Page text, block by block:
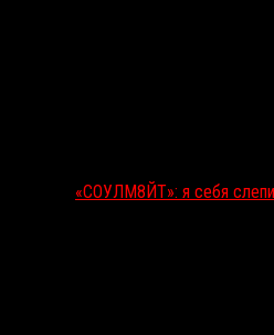
«СОУЛМ8ЙТ»: я себя